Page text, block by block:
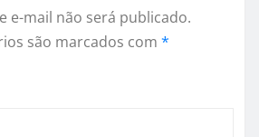
e-mail não será publicado.
são marcados com *